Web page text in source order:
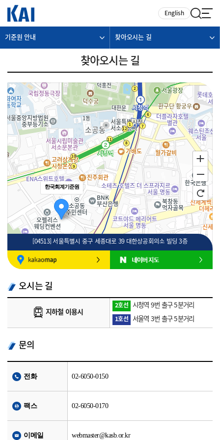
English
기준원 안내 찾아오시는 길
찾아오시는 길
한국회계기준원
100m
[04513] 서울특별시 중구 세종대로 39 대한상공회의소 빌딩 3층
오시는 길
지하철 이용시
2호선 시청역 9번 출구 5분거리
1호선 서울역 3번 출구 5분거리
문의
전화 02-6050-0150
팩스 02-6050-0170
이메일 webmaster@kasb.or.kr